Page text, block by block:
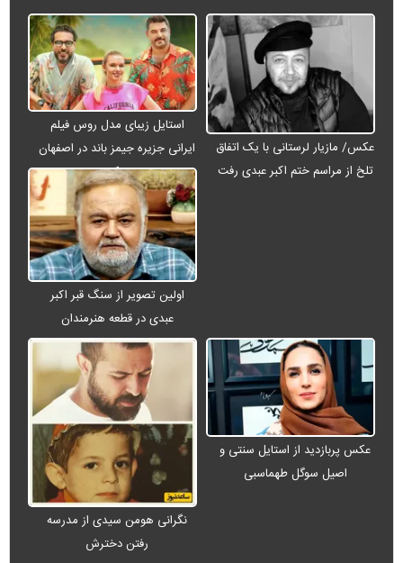
عکس/ مازیار لرستانی با یک اتفاق
تلخ از مراسم ختم اکبر عبدی رفت
استایل زیبای مدل روس فیلم
ایرانی جزیره جیمز باند در اصفهان
+ عکس
اولین تصویر از سنگ قبر اکبر
عبدی در قطعه هنرمندان
عکس پربازدید از استایل سنتی و
اصیل سوگل طهماسبی
نگرانی هومن سیدی از مدرسه
رفتن دخترش